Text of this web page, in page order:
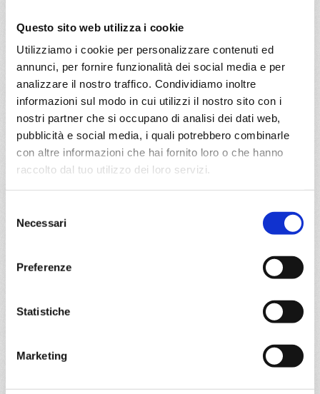
Questo sito web utilizza i cookie
Utilizziamo i cookie per personalizzare contenuti ed
annunci, per fornire funzionalità dei social media e per
analizzare il nostro traffico. Condividiamo inoltre
informazioni sul modo in cui utilizzi il nostro sito con i
nostri partner che si occupano di analisi dei dati web,
pubblicità e social media, i quali potrebbero combinarle
con altre informazioni che hai fornito loro o che hanno
raccolto dal tuo utilizzo dei loro servizi.
delNecessari
Preferenze
Statistiche
Marketing
a partire da
€ 450
DETTAGLI
DETTAGLI